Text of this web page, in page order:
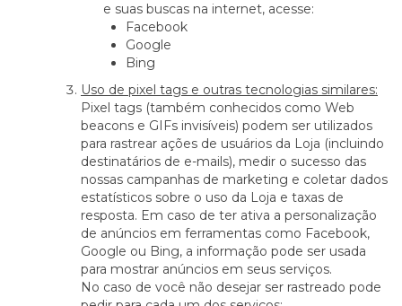
e suas buscas na internet, acesse:
Facebook
Google
Bing
Uso de pixel tags e outras tecnologias similares:
Pixel tags (também conhecidos como Web
beacons e GIFs invisíveis) podem ser utilizados
para rastrear ações de usuários da Loja (incluindo
destinatários de e-mails), medir o sucesso das
nossas campanhas de marketing e coletar dados
estatísticos sobre o uso da Loja e taxas de
resposta. Em caso de ter ativa a personalização
de anúncios em ferramentas como Facebook,
Google ou Bing, a informação pode ser usada
para mostrar anúncios em seus serviços.
No caso de você não desejar ser rastreado pode